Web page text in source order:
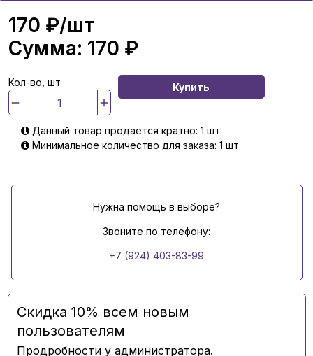
170 ₽/шт
Сумма: 170 ₽
Кол-во, шт Купить
Данный товар продается кратно: 1 шт
Минимальное количество для заказа: 1 шт
Нужна помощь в выборе?
Звоните по телефону:
+7 (924) 403-83-99
Скидка 10% всем новым
пользователям
Продробности у администратора.